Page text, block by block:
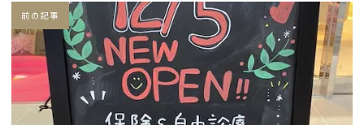
前の記事